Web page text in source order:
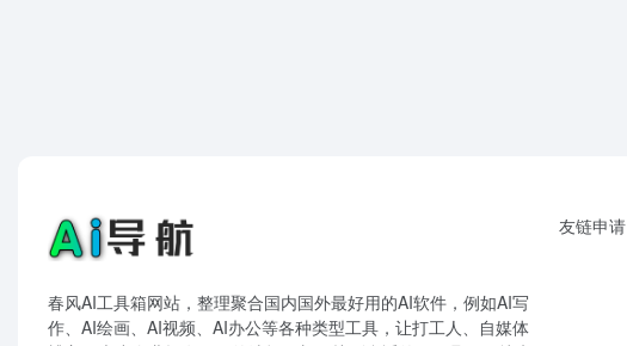
春风AI工具箱网站，整理聚合国内国外最好用的AI软件，例如AI写
作、AI绘画、AI视频、AI办公等各种类型工具，让打工人、自媒体
友链申请